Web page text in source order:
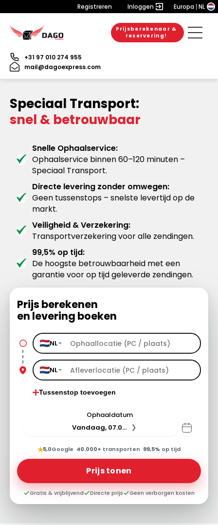
Registreren Inloggen Europa NL
Prijsberekenaar &
reservering!
+31 97 010 274 955
mail@dagoexpress.com
Speciaal Transport:
snel & betrouwbaar
Snelle Ophaalservice:
Ophaalservice binnen 60–120 minuten –
Speciaal Transport.
Directe levering zonder omwegen:
Geen tussenstops – snelste levertijd op de
markt.
Veiligheid & Verzekering:
Transportverzekering voor alle zendingen.
99,5% op tijd:
De hoogste betrouwbaarheid met een
garantie voor op tijd geleverde zendingen.
Prijs berekenen
en levering boeken
NL
NL
Tussenstop toevoegen
Ophaaldatum
Vandaag, 07.08.26
★5,0Google· 40.000+ transporten· 99,5% op tijd
Prijs tonen
Gratis & vrijblijvend Directe prijs Geen verborgen kosten